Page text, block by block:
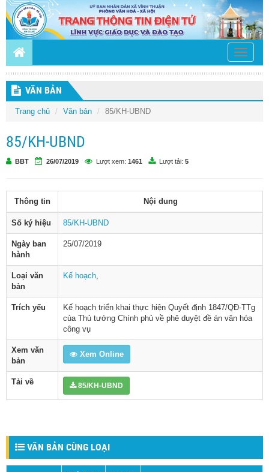
Toggle
VĂN BẢN
Trang chủ Văn bản 85/KH-UBND
85/KH-UBND
BBT 26/07/2019 Lượt xem: 1461 Lượt tải: 5
Thông tin Nội dung
Số ký hiệu 85/KH-UBND
Ngày ban
hành
25/07/2019
Loại văn
bản
Kế hoạch,
Trích yếu
Kế hoạch triển khai thực hiện Quyết định 1847/QĐ-TTg
của Thủ tướng Chính phủ về phê duyệt đề án văn hóa
công vụ
Xem văn
bản
Xem Online
Tải về 85/KH-UBND
VĂN BẢN CÙNG LOẠI